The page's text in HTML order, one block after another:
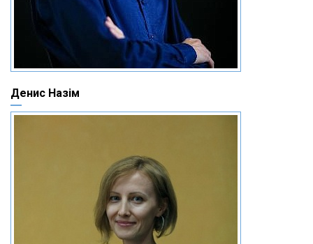
Денис Назім